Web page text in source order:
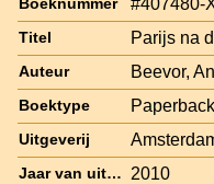
Boeknummer
Titel Parijs na
Auteur Beevor,
Boektype Paperback
Uitgeverij
Jaar van uitgave 2010